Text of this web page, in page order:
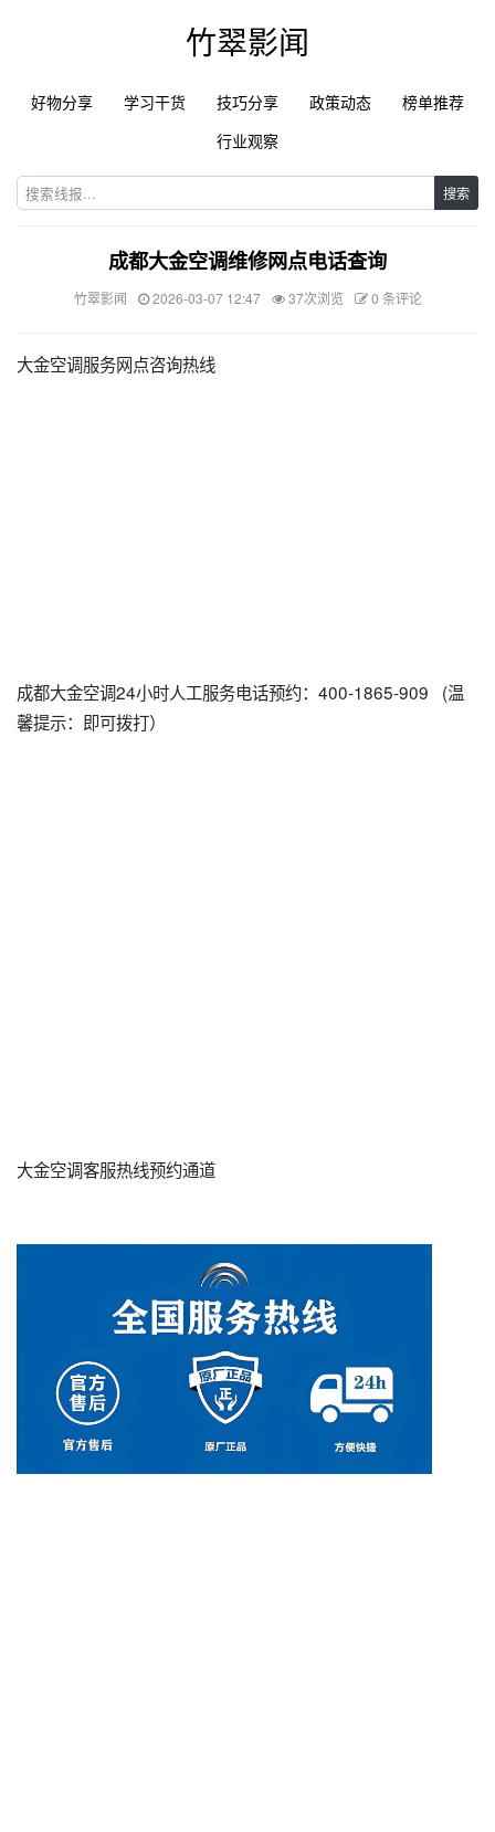
竹翠影闻
好物分享 学习干货 技巧分享 政策动态
榜单推荐
行业观察
搜索
成都大金空调维修网点电话查询
竹翠影闻 2026-03-07 12:47 37次浏览 0 条评论
大金空调服务网点咨询热线
成都大金空调24小时人工服务电话预约：400-1865-909 (温
馨提示：即可拨打）
大金空调客服热线预约通道